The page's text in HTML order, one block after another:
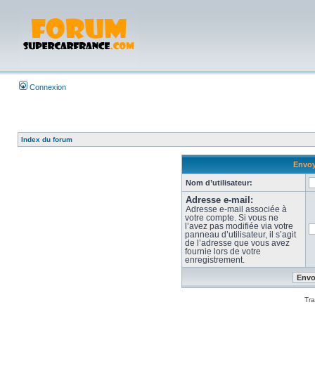
Connexion
Index du forum
Nom d’utilisateur:
Adresse e-mail:
Adresse e-mail associée à
votre compte. Si vous ne
l’avez pas modifiée via votre
panneau d’utilisateur, il s’agit
de l’adresse que vous avez
fournie lors de votre
enregistrement.